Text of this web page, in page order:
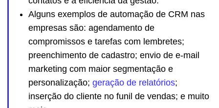
Alguns exemplos de automação de CRM nas
empresas são: agendamento de
compromissos e tarefas com lembretes;
preenchimento de cadastro; envio de e-mail
marketing com maior segmentação e
personalização; geração de relatórios;
inserção do cliente no funil de vendas; e muito